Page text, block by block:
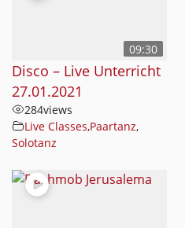
09:30
Disco – Live Unterricht
27.01.2021
284views
Live Classes,Paartanz,
Solotanz